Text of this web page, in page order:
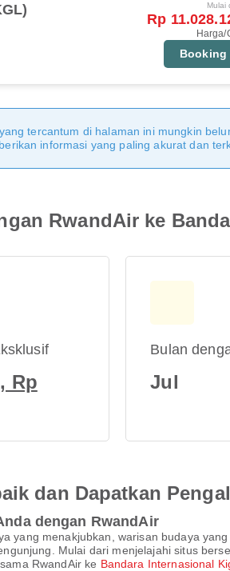
Mulai
Rp
Harga/
Booking
tercantum di halaman ini mungkin
informasi yang paling akurat dan
RwandAir ke
Rp
Bulan
Jul
dan Dapatkan
dengan RwandAir
yang menakjubkan, warisan budaya
Mulai dari menjelajahi situs
RwandAir ke Bandara Internasional